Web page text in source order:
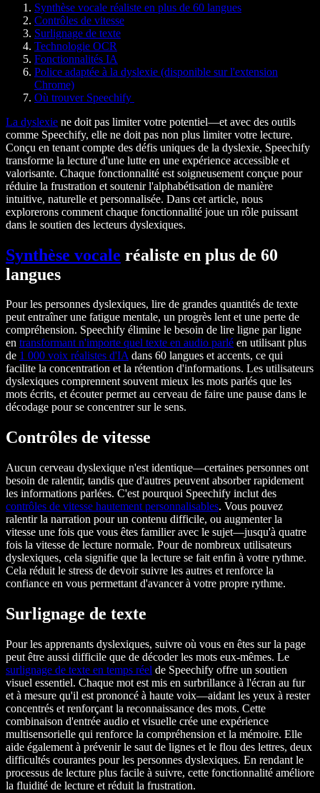
Synthèse vocale réaliste en plus de 60 langues
Contrôles de vitesse
Surlignage de texte
Technologie OCR
Fonctionnalités IA
Police adaptée à la dyslexie (disponible sur l'extension
Chrome)
Où trouver Speechify
La dyslexie ne doit pas limiter votre potentiel—et avec des outils
comme Speechify, elle ne doit pas non plus limiter votre lecture.
Conçu en tenant compte des défis uniques de la dyslexie, Speechify
transforme la lecture d'une lutte en une expérience accessible et
valorisante. Chaque fonctionnalité est soigneusement conçue pour
réduire la frustration et soutenir l'alphabétisation de manière
intuitive, naturelle et personnalisée. Dans cet article, nous
explorerons comment chaque fonctionnalité joue un rôle puissant
dans le soutien des lecteurs dyslexiques.
Synthèse vocale réaliste en plus de 60
langues
Pour les personnes dyslexiques, lire de grandes quantités de texte
peut entraîner une fatigue mentale, un progrès lent et une perte de
compréhension. Speechify élimine le besoin de lire ligne par ligne
en transformant n'importe quel texte en audio parlé en utilisant plus
de 1 000 voix réalistes d'IAdans 60 langues et accents, ce qui
facilite la concentration et la rétention d'informations. Les utilisateurs
dyslexiques comprennent souvent mieux les mots parlés que les
mots écrits, et écouter permet au cerveau de faire une pause dans le
décodage pour se concentrer sur le sens.
Contrôles de vitesse
Aucun cerveau dyslexique n'est identique—certaines personnes ont
besoin de ralentir, tandis que d'autres peuvent absorber rapidement
les informations parlées. C'est pourquoi Speechify inclut des
contrôles de vitesse hautement personnalisables. Vous pouvez
ralentir la narration pour un contenu difficile, ou augmenter la
vitesse une fois que vous êtes familier avec le sujet—jusqu'à quatre
fois la vitesse de lecture normale. Pour de nombreux utilisateurs
dyslexiques, cela signifie que la lecture se fait enfin à votre rythme.
Cela réduit le stress de devoir suivre les autres et renforce la
confiance en vous permettant d'avancer à votre propre rythme.
Surlignage de texte
Pour les apprenants dyslexiques, suivre où vous en êtes sur la page
peut être aussi difficile que de décoder les mots eux-mêmes. Le
surlignage de texte en temps réel de Speechify offre un soutien
visuel essentiel. Chaque mot est mis en surbrillance à l'écran au fur
et à mesure qu'il est prononcé à haute voix—aidant les yeux à rester
concentrés et renforçant la reconnaissance des mots. Cette
combinaison d'entrée audio et visuelle crée une expérience
multisensorielle qui renforce la compréhension et la mémoire. Elle
aide également à prévenir le saut de lignes et le flou des lettres, deux
difficultés courantes pour les personnes dyslexiques. En rendant le
processus de lecture plus facile à suivre, cette fonctionnalité améliore
la fluidité de lecture et réduit la frustration.